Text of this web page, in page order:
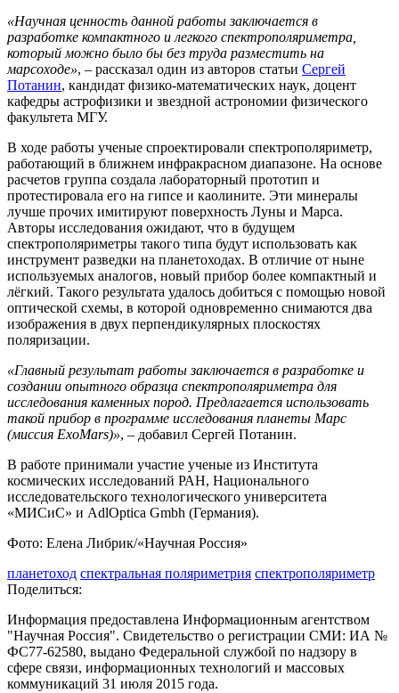
«Научная ценность данной работы заключается в
разработке компактного и легкого спектрополяриметра,
который можно было бы без труда разместить на
марсоходе», – рассказал один из авторов статьи Сергей
Потанин, кандидат физико-математических наук, доцент
кафедры астрофизики и звездной астрономии физического
факультета МГУ.
В ходе работы ученые спроектировали спектрополяриметр,
работающий в ближнем инфракрасном диапазоне. На основе
расчетов группа создала лабораторный прототип и
протестировала его на гипсе и каолините. Эти минералы
лучше прочих имитируют поверхность Луны и Марса.
Авторы исследования ожидают, что в будущем
спектрополяриметры такого типа будут использовать как
инструмент разведки на планетоходах. В отличие от ныне
используемых аналогов, новый прибор более компактный и
лёгкий. Такого результата удалось добиться с помощью новой
оптической схемы, в которой одновременно снимаются два
изображения в двух перпендикулярных плоскостях
поляризации.
«Главный результат работы заключается в разработке и
создании опытного образца спектрополяриметра для
исследования каменных пород. Предлагается использовать
такой прибор в программе исследования планеты Марс
(миссия ExoMars)», – добавил Сергей Потанин.
В работе принимали участие ученые из Института
космических исследований РАН, Национального
исследовательского технологического университета
«МИСиС» и AdlOptica Gmbh (Германия).
Фото: Елена Либрик/«Научная Россия»
планетоход спектральная поляриметрия спектрополяриметр
Поделиться:
Информация предоставлена Информационным агентством
"Научная Россия". Свидетельство о регистрации СМИ: ИА №
ФС77-62580, выдано Федеральной службой по надзору в
сфере связи, информационных технологий и массовых
коммуникаций 31 июля 2015 года.